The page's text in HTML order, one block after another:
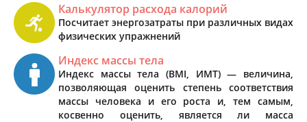
Калькулятор расхода калорий
Посчитает энергозатраты при различных видах
физических упражнений
Индекс массы тела
Индекс массы тела (BMI, ИМТ) — величина,
позволяющая оценить степень соответствия
массы человека и его роста и, тем самым,
косвенно оценить, является ли масса